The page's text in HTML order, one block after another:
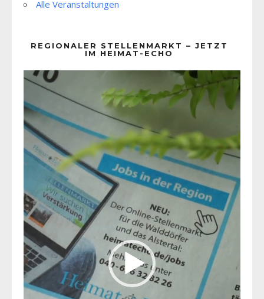
Alle Veranstaltungen
REGIONALER STELLENMARKT – JETZT
IM HEIMAT-ECHO
Player